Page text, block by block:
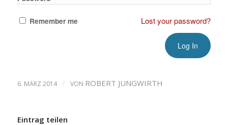
Remember me Lost your password?
6. MÄRZ 2014 / VON ROBERT JUNGWIRTH
Eintrag teilen